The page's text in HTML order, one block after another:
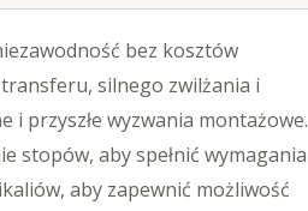
bez kosztów
silnego zwilżania i
przyszłe wyzwania montażowe.
stopów, aby spełnić wymagania
aby zapewnić możliwość